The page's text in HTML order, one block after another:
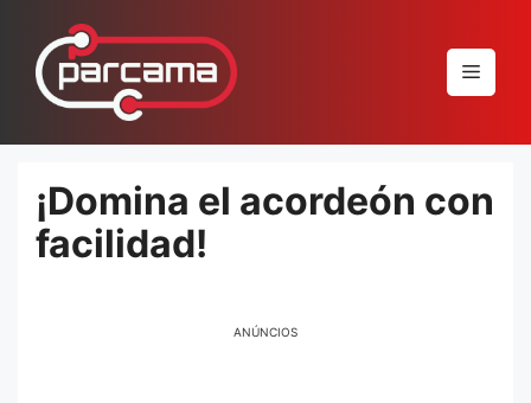
conteúdo
Menu
¡Domina el acordeón con
facilidad!
ANÚNCIOS